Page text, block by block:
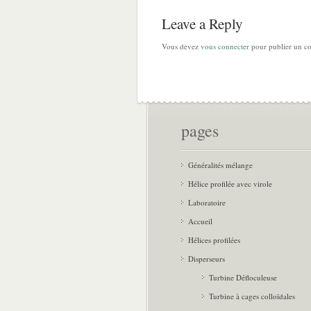
Leave a Reply
Vous devez vous connecter pour publier un
pages
Généralités mélange
Hélice profilée avec virole
Laboratoire
Accueil
Hélices profilées
Disperseurs
Turbine Défloculeuse
Turbine à cages colloïdales